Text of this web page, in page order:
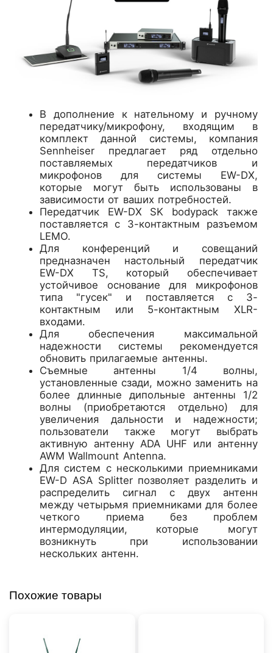
В дополнение к нательному и ручному
передатчику/микрофону, входящим в
комплект данной системы, компания
Sennheiser предлагает ряд отдельно
поставляемых передатчиков и
микрофонов для системы EW-DX,
которые могут быть использованы в
зависимости от ваших потребностей.
Передатчик EW-DX SK bodypack также
поставляется с 3-контактным разъемом
LEMO.
Для конференций и совещаний
предназначен настольный передатчик
EW-DX TS, который обеспечивает
устойчивое основание для микрофонов
типа "гусек" и поставляется с 3-
контактным или 5-контактным XLR-
входами.
Для обеспечения максимальной
надежности системы рекомендуется
обновить прилагаемые антенны.
Съемные антенны 1/4 волны,
установленные сзади, можно заменить на
более длинные дипольные антенны 1/2
волны (приобретаются отдельно) для
увеличения дальности и надежности;
пользователи также могут выбрать
активную антенну ADA UHF или антенну
AWM Wallmount Antenna.
Для систем с несколькими приемниками
EW-D ASA Splitter позволяет разделить и
распределить сигнал с двух антенн
между четырьмя приемниками для более
четкого приема без проблем
интермодуляции, которые могут
возникнуть при использовании
нескольких антенн.
Похожие товары